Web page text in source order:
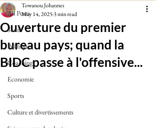
All Posts
Santé
Politique
Coaching
Economie
Sports
Culture et divertissements
Ouverture du premier
bureau pays; quand la
BIDC passe à l'offensive...
Towanou Johannes
May 14, 20253 min read